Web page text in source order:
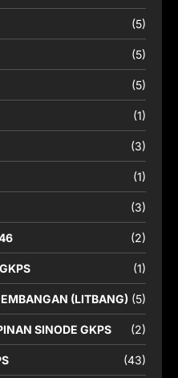
(5)
(5)
(5)
(1)
(3)
(1)
(3)
(2)
(1)
(LITBANG) (5)
SINODE GKPS (2)
(43)